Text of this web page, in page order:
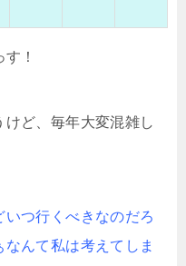
！
ど、毎年大変混雑し
つ行くべきなのだろ
んて私は考えてしま